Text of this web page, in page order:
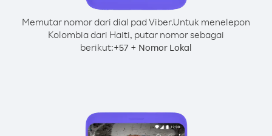
Memutar nomor dari dial pad Viber.Untuk menelepon
Kolombia dari Haiti, putar nomor sebagai
berikut:+57 + Nomor Lokal